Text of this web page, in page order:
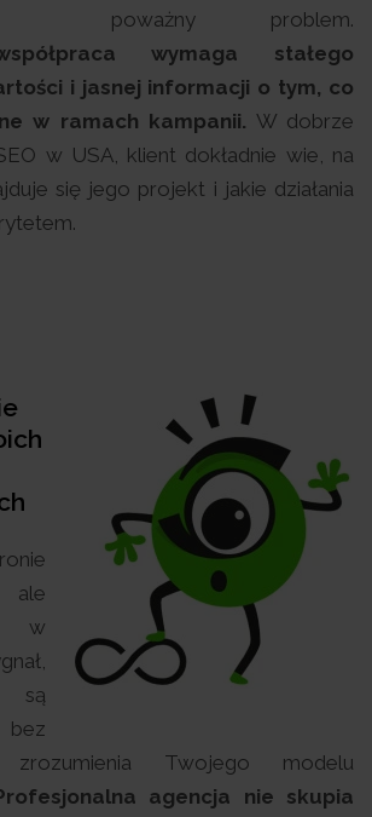
poważny problem.
wymaga stałego
i jasnej informacji o tym, co
w ramach kampanii. W dobrze
w USA, klient dokładnie wie, na
się jego projekt i jakie działania
w
są
zrozumienia Twojego modelu
agencja nie skupia